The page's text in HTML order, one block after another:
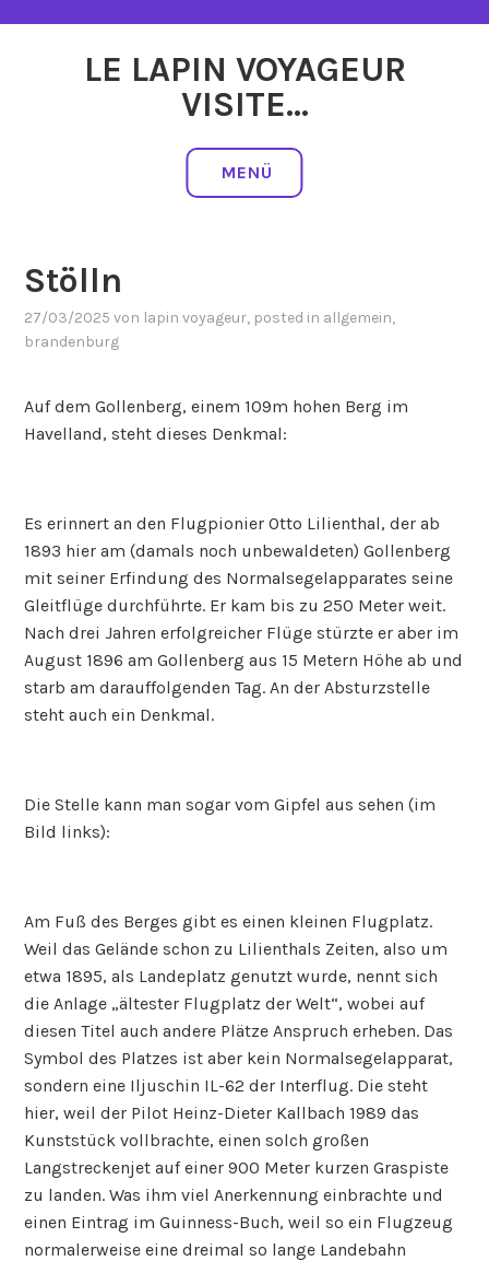
LE LAPIN VOYAGEUR
VISITE…
MENÜ
Stölln
27/03/2025 von lapin voyageur, posted in allgemein,
brandenburg
Auf dem Gollenberg, einem 109m hohen Berg im
Havelland, steht dieses Denkmal:
Es erinnert an den Flugpionier Otto Lilienthal, der ab
1893 hier am (damals noch unbewaldeten) Gollenberg
mit seiner Erfindung des Normalsegelapparates seine
Gleitflüge durchführte. Er kam bis zu 250 Meter weit.
Nach drei Jahren erfolgreicher Flüge stürzte er aber im
August 1896 am Gollenberg aus 15 Metern Höhe ab und
starb am darauffolgenden Tag. An der Absturzstelle
steht auch ein Denkmal.
Die Stelle kann man sogar vom Gipfel aus sehen (im
Bild links):
Am Fuß des Berges gibt es einen kleinen Flugplatz.
Weil das Gelände schon zu Lilienthals Zeiten, also um
etwa 1895, als Landeplatz genutzt wurde, nennt sich
die Anlage „ältester Flugplatz der Welt“, wobei auf
diesen Titel auch andere Plätze Anspruch erheben. Das
Symbol des Platzes ist aber kein Normalsegelapparat,
sondern eine Iljuschin IL-62 der Interflug. Die steht
hier, weil der Pilot Heinz-Dieter Kallbach 1989 das
Kunststück vollbrachte, einen solch großen
Langstreckenjet auf einer 900 Meter kurzen Graspiste
zu landen. Was ihm viel Anerkennung einbrachte und
einen Eintrag im Guinness-Buch, weil so ein Flugzeug
normalerweise eine dreimal so lange Landebahn